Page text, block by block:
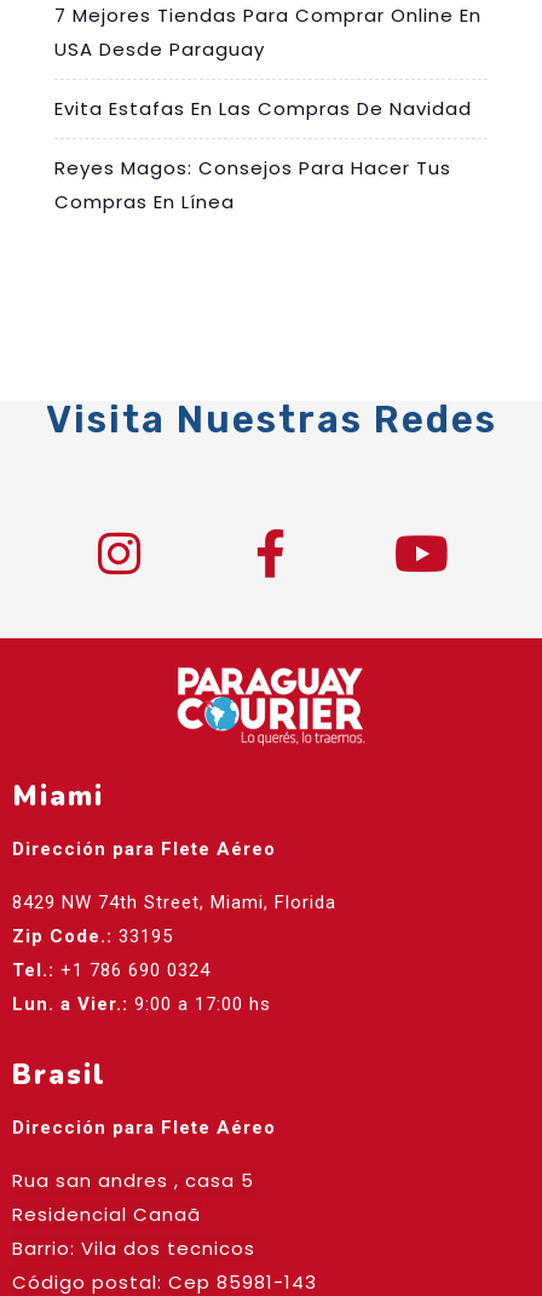
7 Mejores Tiendas Para Comprar Online En
USA Desde Paraguay
Evita Estafas En Las Compras De Navidad
Reyes Magos: Consejos Para Hacer Tus
Compras En Línea
Visita Nuestras Redes
Miami
Dirección para Flete Aéreo
8429 NW 74th Street, Miami, Florida
Zip Code.: 33195
Tel.: +1 786 690 0324
Lun. a Vier.: 9:00 a 17:00 hs
Brasil
Dirección para Flete Aéreo
Rua san andres , casa 5
Residencial Canaã
Barrio: Vila dos tecnicos
Código postal: Cep 85981-143